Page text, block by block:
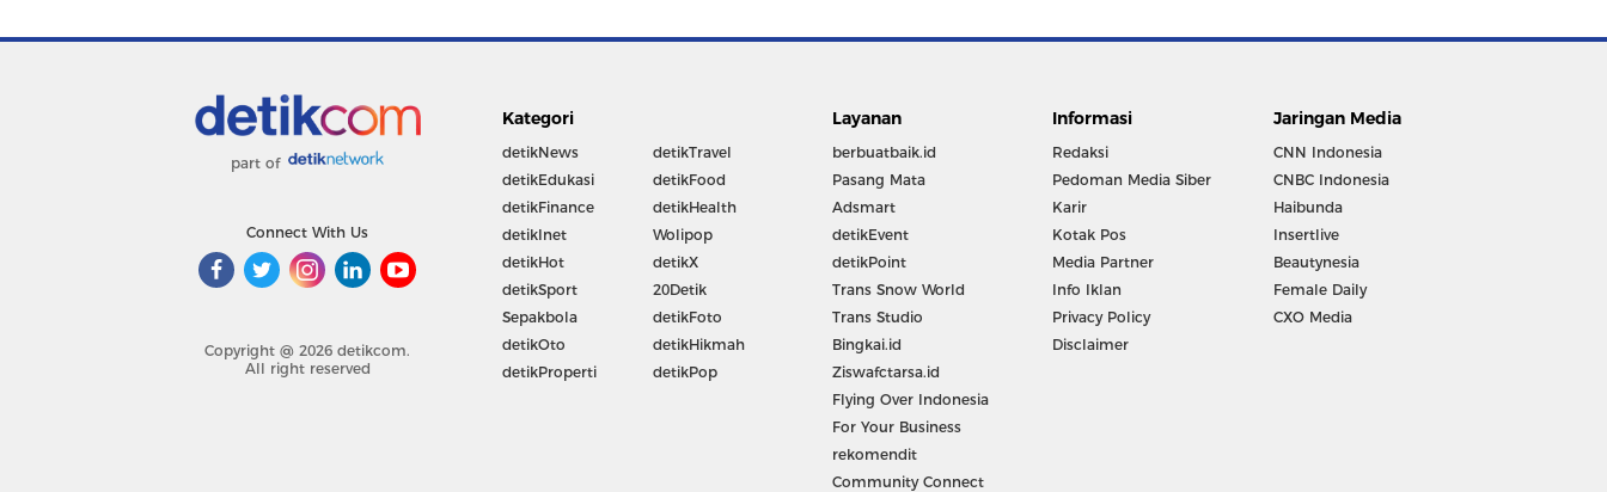
part of
Connect With Us
Copyright @ 2026 detikcom.
All right reserved
Kategori
detikNews
detikEdukasi
detikFinance
detikInet
detikHot
detikSport
Sepakbola
detikOto
detikProperti
detikTravel
detikFood
detikHealth
Wolipop
detikX
20Detik
detikFoto
detikHikmah
detikPop
Layanan
berbuatbaik.id
Pasang Mata
Adsmart
detikEvent
detikPoint
Trans Snow World
Trans Studio
Bingkai.id
Ziswafctarsa.id
Flying Over Indonesia
For Your Business
rekomendit
Community Connect
Informasi
Redaksi
Pedoman Media Siber
Karir
Kotak Pos
Media Partner
Info Iklan
Privacy Policy
Disclaimer
Jaringan Media
CNN Indonesia
CNBC Indonesia
Haibunda
Insertlive
Beautynesia
Female Daily
CXO Media